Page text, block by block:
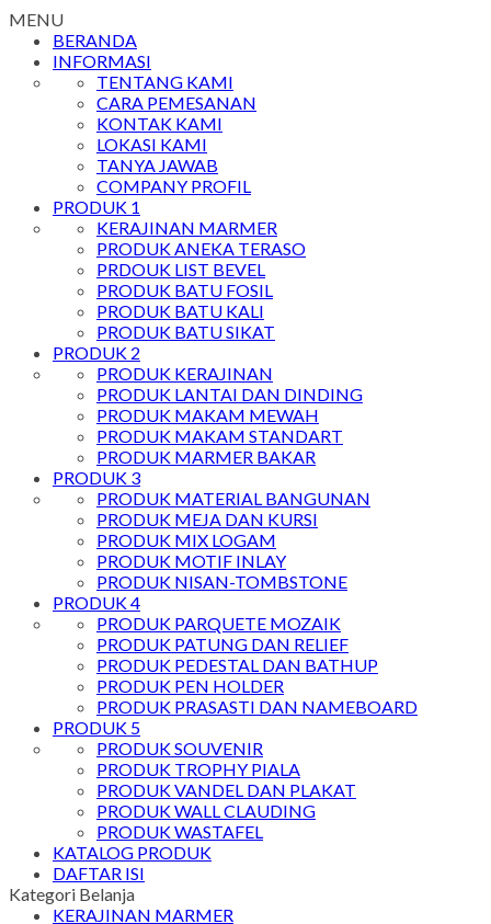
MENU
BERANDA
INFORMASI
TENTANG KAMI
CARA PEMESANAN
KONTAK KAMI
LOKASI KAMI
TANYA JAWAB
COMPANY PROFIL
PRODUK 1
KERAJINAN MARMER
PRODUK ANEKA TERASO
PRDOUK LIST BEVEL
PRODUK BATU FOSIL
PRODUK BATU KALI
PRODUK BATU SIKAT
PRODUK 2
PRODUK KERAJINAN
PRODUK LANTAI DAN DINDING
PRODUK MAKAM MEWAH
PRODUK MAKAM STANDART
PRODUK MARMER BAKAR
PRODUK 3
PRODUK MATERIAL BANGUNAN
PRODUK MEJA DAN KURSI
PRODUK MIX LOGAM
PRODUK MOTIF INLAY
PRODUK NISAN-TOMBSTONE
PRODUK 4
PRODUK PARQUETE MOZAIK
PRODUK PATUNG DAN RELIEF
PRODUK PEDESTAL DAN BATHUP
PRODUK PEN HOLDER
PRODUK PRASASTI DAN NAMEBOARD
PRODUK 5
PRODUK SOUVENIR
PRODUK TROPHY PIALA
PRODUK VANDEL DAN PLAKAT
PRODUK WALL CLAUDING
PRODUK WASTAFEL
KATALOG PRODUK
DAFTAR ISI
Kategori Belanja
KERAJINAN MARMER